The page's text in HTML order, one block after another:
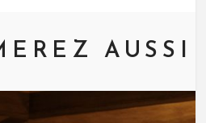
AUSSI